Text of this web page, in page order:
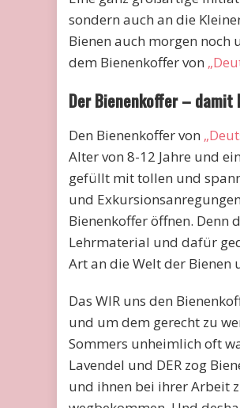
sondern auch an die
Bienen auch morgen noch
dem Bienenkoffer von
Der Bienenkoffer – damit
Den Bienenkoffer von
Alter von 8-12 Jahre und
gefüllt mit tollen und
und
Bienenkoffer öffnen. Denn
Lehrmaterial und dafür
Art an die Welt der
Das WIR uns den
und um dem gerecht zu
Sommers unheimlich oft
Lavendel und DER zog
und ihnen bei ihrer Arbeit